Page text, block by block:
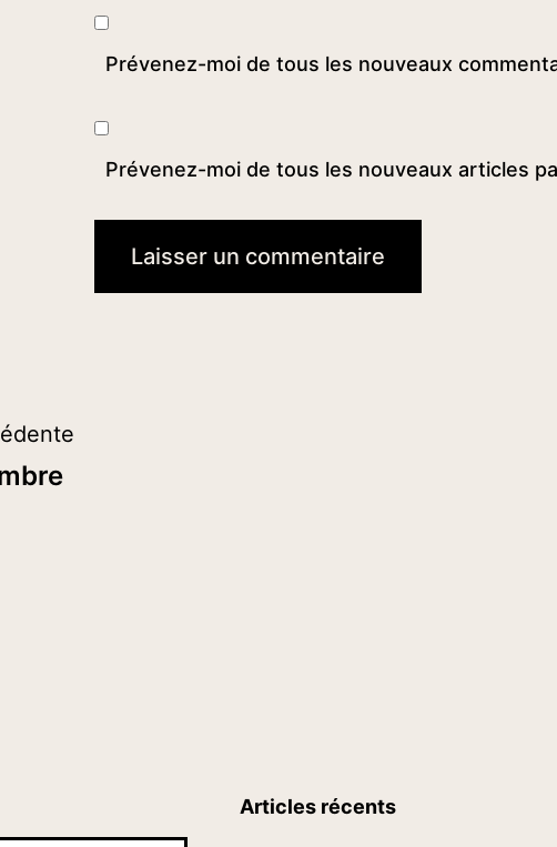
Prévenez-moi de tous les nouveaux
Prévenez-moi de tous les nouveaux articles
Articles récents